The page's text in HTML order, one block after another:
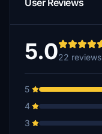
User Reviews
5.022 reviews
5
4
3